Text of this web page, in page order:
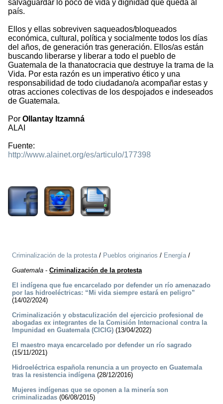
salvaguardar lo poco de vida y dignidad que queda al
país.
Ellos y ellas sobreviven saqueados/bloqueados
económica, cultural, política y socialmente todos los días
del años, de generación tras generación. Ellos/as están
buscando liberarse y liberar a todo el pueblo de
Guatemala de la thanatocracia que destruye la trama de la
Vida. Por esta razón es un imperativo ético y una
responsabilidad de todo ciudadano/a acompañar estas y
otras acciones colectivas de los despojados e indeseados
de Guatemala.
Por Ollantay Itzamná
ALAI
Fuente:
http://www.alainet.org/es/articulo/177398
Criminalización de la protesta/ Pueblos originarios / Energía/
Guatemala - Criminalización de la protesta
El indígena que fue encarcelado por defender un río amenazado
por las hidroeléctricas: “Mi vida siempre estará en peligro”
(14/02/2024)
Criminalización y obstaculización del ejercicio profesional de
abogadas ex integrantes de la Comisión Internacional contra la
Impunidad en Guatemala (CICIG) (13/04/2022)
El maestro maya encarcelado por defender un río sagrado
(15/11/2021)
Hidroeléctrica española renuncia a un proyecto en Guatemala
tras la resistencia indígena(28/12/2016)
Mujeres indígenas que se oponen a la minería son
criminalizadas (06/08/2015)